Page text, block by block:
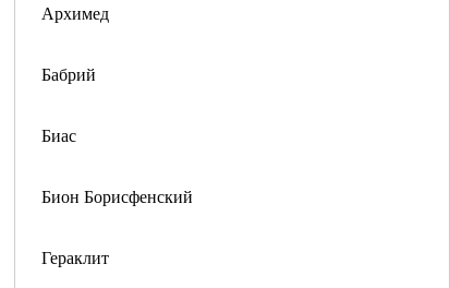
Архимед
Бабрий
Биас
Бион Борисфенский
Гераклит